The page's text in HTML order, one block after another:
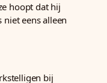
hoopt dat hij
eens alleen
bij